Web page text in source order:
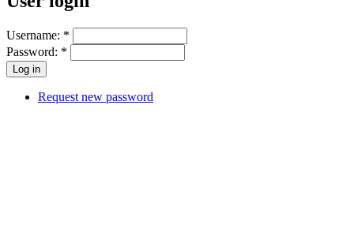
Username: *
Password: *
Request new password